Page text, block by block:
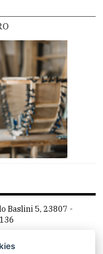
Baslini 5, 23807 -